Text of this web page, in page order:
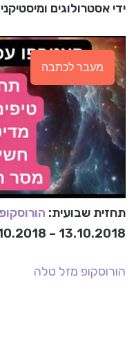
ידי אסטרולוגים
מעבר לכתבה
תחזית שבועית: הורוסקופ
13.10.2018 – 07.10.2018
הורוסקופ מזל טלה